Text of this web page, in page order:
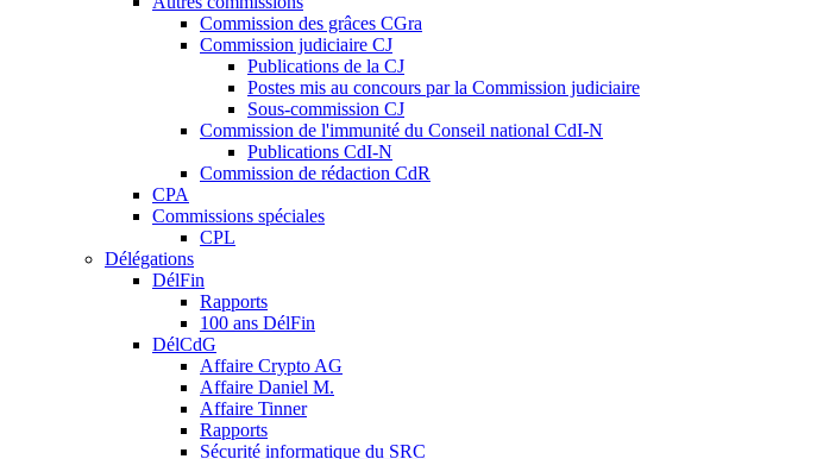
Commission des grâces CGra
Commission judiciaire CJ
Publications de la CJ
Postes mis au concours par la Commission judiciaire
Sous-commission CJ
Commission de l'immunité du Conseil national CdI-N
Publications CdI-N
Commission de rédaction CdR
CPA
Commissions spéciales
CPL
Délégations
DélFin
Rapports
100 ans DélFin
DélCdG
Affaire Crypto AG
Affaire Daniel M.
Affaire Tinner
Rapports
Sécurité informatique du SRC